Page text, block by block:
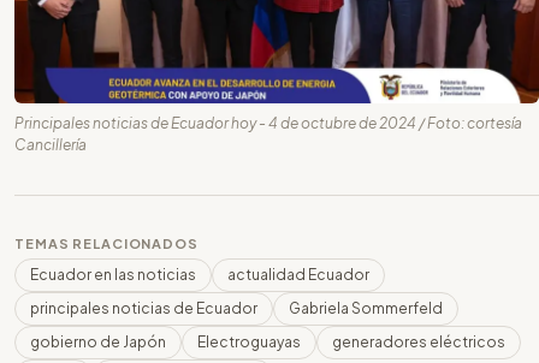
Principales noticias de Ecuador hoy - 4 de octubre de 2024 / Foto: cortesía
Cancillería
TEMAS RELACIONADOS
Ecuador en las noticias
actualidad Ecuador
principales noticias de Ecuador
Gabriela Sommerfeld
gobierno de Japón
Electroguayas
generadores eléctricos